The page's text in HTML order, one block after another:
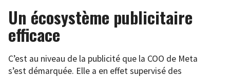
Un écosystème publicitaire
efficace
C’est au niveau de la publicité que la COO de Meta
s’est démarquée. Elle a en effet supervisé des